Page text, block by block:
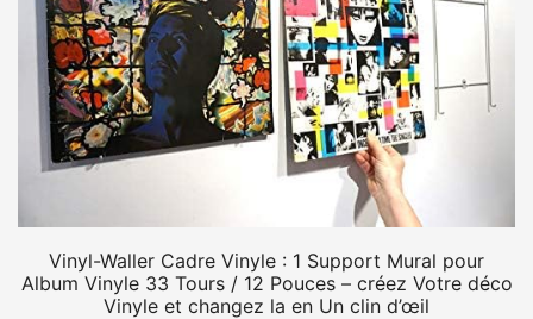
Vinyl-Waller Cadre Vinyle : 1 Support Mural pour
Album Vinyle 33 Tours / 12 Pouces – créez Votre déco
Vinyle et changez la en Un clin d’œil